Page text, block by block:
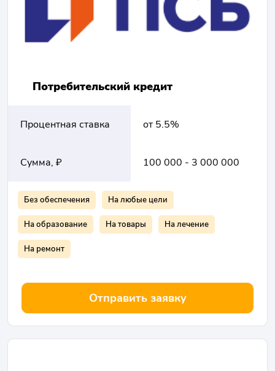
Потребительский кредит
Процентная ставка от 5.5%
Сумма, ₽ 100 000 - 3 000 000
Без обеспечения На любые цели
На образование На товары На лечение
На ремонт
Отправить заявку